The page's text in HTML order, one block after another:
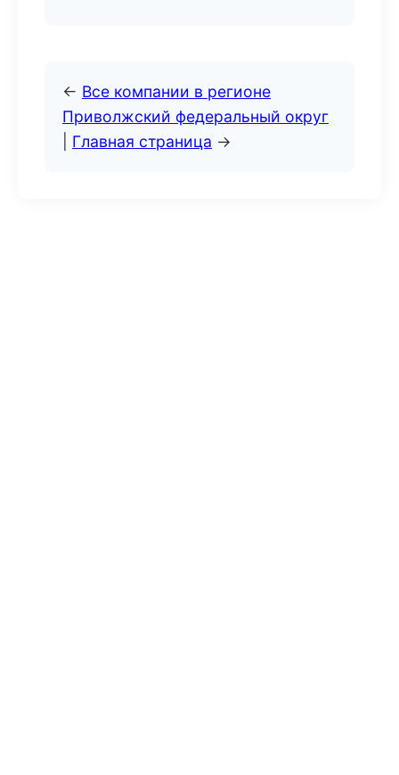
← Все компании в регионе
Приволжский федеральный округ
Главная страница →